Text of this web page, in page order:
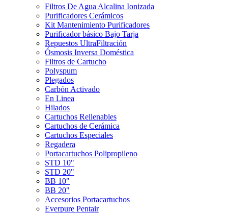
Filtros De Agua Alcalina Ionizada
Purificadores Cerámicos
Kit Mantenimiento Purificadores
Purificador básico Bajo Tarja
Repuestos UltraFiltración
Ósmosis Inversa Doméstica
Filtros de Cartucho
Polyspum
Plegados
Carbón Activado
En Linea
Hilados
Cartuchos Rellenables
Cartuchos de Cerámica
Cartuchos Especiales
Regadera
Portacartuchos Polipropileno
STD 10"
STD 20"
BB 10"
BB 20"
Accesorios Portacartuchos
Everpure Pentair